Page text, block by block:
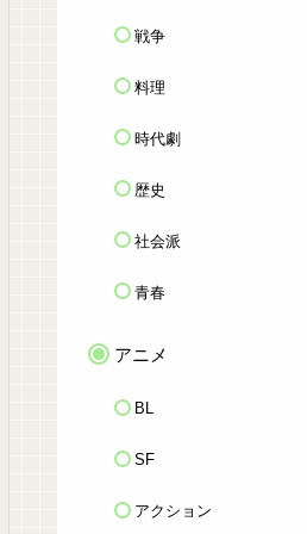
戦争
料理
時代劇
歴史
社会派
青春
アニメ
BL
SF
アクション